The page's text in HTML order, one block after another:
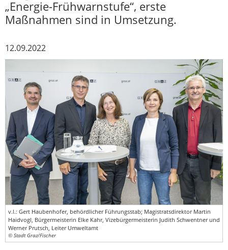
„Energie-Frühwarnstufe“, erste
Maßnahmen sind in Umsetzung.
12.09.2022
v.l.: Gert Haubenhofer, behördlicher Führungsstab; Magistratsdirektor Martin
Haidvogl, Bürgermeisterin Elke Kahr, Vizebürgermeisterin Judith Schwentner und
Werner Prutsch, Leiter Umweltamt
© Stadt Graz/Fischer